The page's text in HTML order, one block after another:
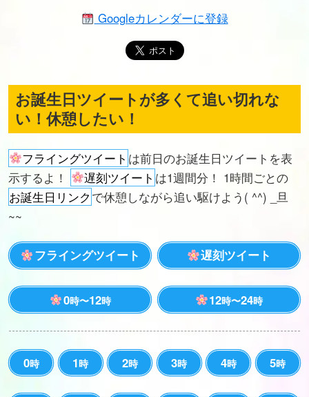
Googleカレンダーに登録
お誕生日ツイートが多くて追い切れな
い！休憩したい！
フライングツイート は前日のお誕生日ツイートを表
示するよ！
遅刻ツイート は1週間分！ 1時間ごとの
お誕生日リンク で休憩しながら追い駆けよう( ^^) _旦
~~
フライングツイート 遅刻ツイート
0時〜12時 12時〜24時
0時 1時 2時 3時 4時 5時